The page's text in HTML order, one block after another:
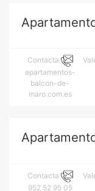
Contacta
apartamentos-
balcon-de-
maro.com.es
Contacta
952 52 95 05